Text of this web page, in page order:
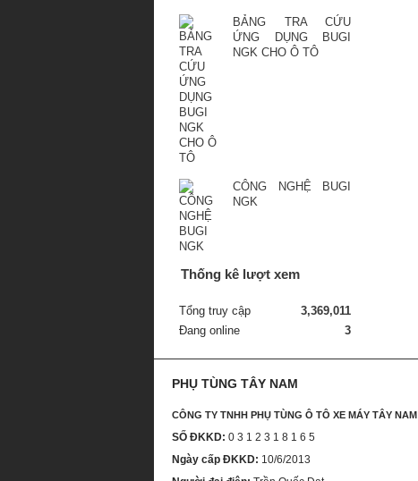
BẢNG TRA CỨU
ỨNG DỤNG BUGI
NGK CHO Ô TÔ
CÔNG NGHỆ BUGI
NGK
Thống kê lượt xem
Tổng truy cập
3,369,011
Đang online
3
PHỤ TÙNG TÂY NAM
CÔNG TY TNHH PHỤ TÙNG Ô TÔ XE MÁY TÂY NAM
SỐ ĐKKD: 0 3 1 2 3 1 8 1 6 5
Ngày cấp ĐKKD: 10/6/2013